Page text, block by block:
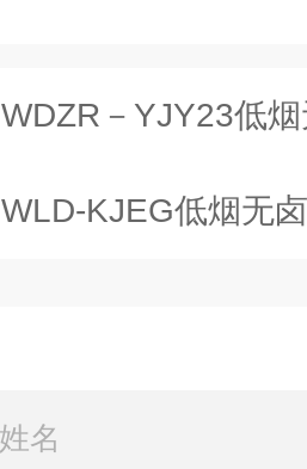
WDZR－YJY23低
WLD-KJEG低烟无